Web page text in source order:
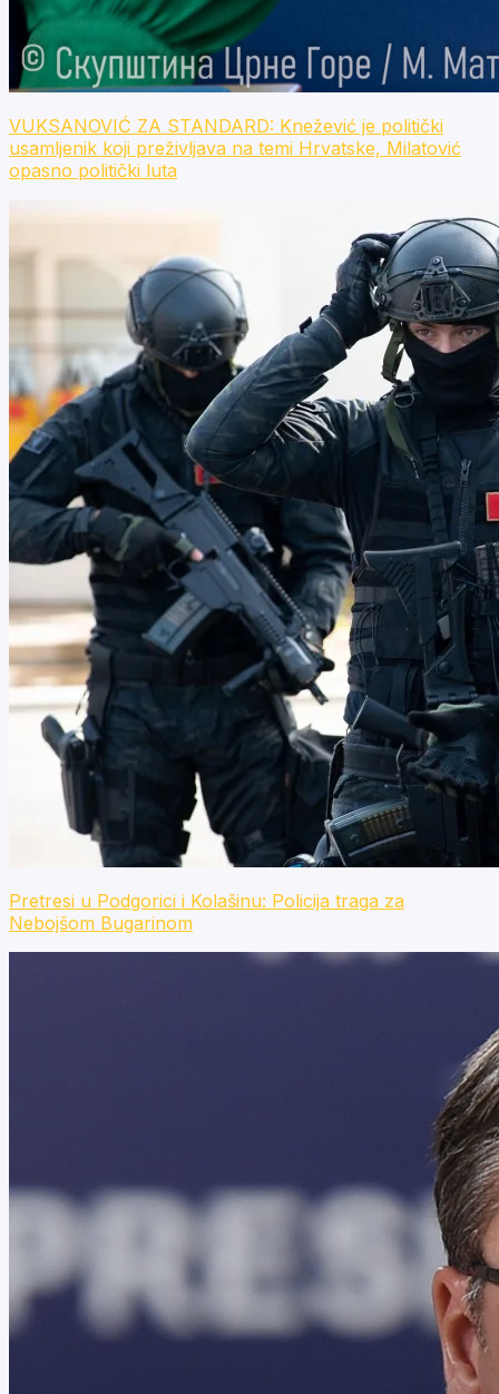
VUKSANOVIĆ ZA STANDARD: Knežević je politički
usamljenik koji preživljava na temi Hrvatske, Milatović
opasno politički luta
Pretresi u Podgorici i Kolašinu: Policija traga za
Nebojšom Bugarinom